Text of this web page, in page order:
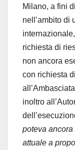
Milano, a fini
nell’ambito di
richiesta di
non ancora
con richiesta
inoltro
poteva
attuale a